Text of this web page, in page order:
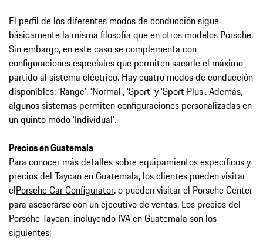
El perfil de los diferentes modos de conducción sigue
básicamente la misma filosofía que en otros modelos Porsche.
Sin embargo, en este caso se complementa con
configuraciones especiales que permiten sacarle el máximo
partido al sistema eléctrico. Hay cuatro modos de conducción
disponibles: ‘Range’, ‘Normal’, ‘Sport’ y ‘Sport Plus’. Además,
algunos sistemas permiten configuraciones personalizadas en
un quinto modo ‘Individual’.
Precios en Guatemala
Para conocer más detalles sobre equipamientos específicos y
precios del Taycan en Guatemala, los clientes pueden visitar
elPorsche Car Configurator. o pueden visitar el Porsche Center
para asesorarse con un ejecutivo de ventas. Los precios del
Porsche Taycan, incluyendo IVA en Guatemala son los
siguientes: